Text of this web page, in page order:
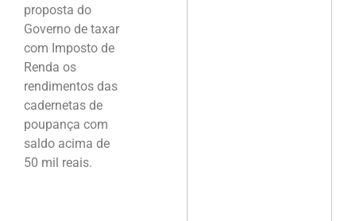
proposta do
Governo de taxar
com Imposto de
Renda os
rendimentos das
cadernetas de
poupança com
saldo acima de
50 mil reais.